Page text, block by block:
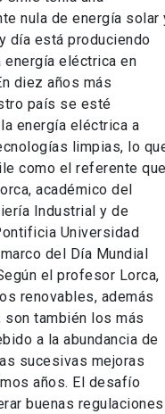
nula de energía solar
día está produciendo
energía eléctrica en
diez años más
país se esté
energía eléctrica a
limpias, lo
como el referente que
académico del
Industrial y de
Universidad
del Día Mundial
el profesor Lorca,
renovables, además
también los más
a la abundancia de
sucesivas mejoras
años. El desafío
buenas regulaciones